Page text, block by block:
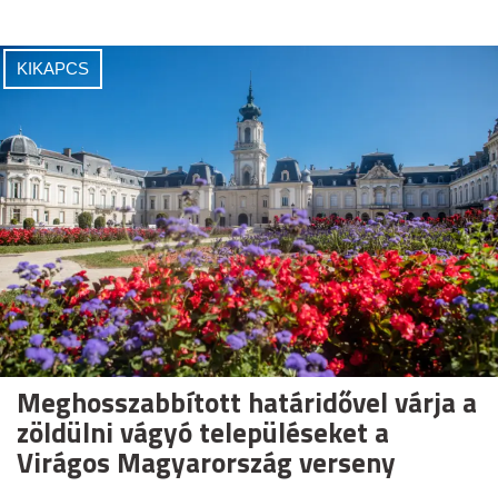
KIKAPCS
Meghosszabbított határidővel várja a
zöldülni vágyó településeket a
Virágos Magyarország verseny